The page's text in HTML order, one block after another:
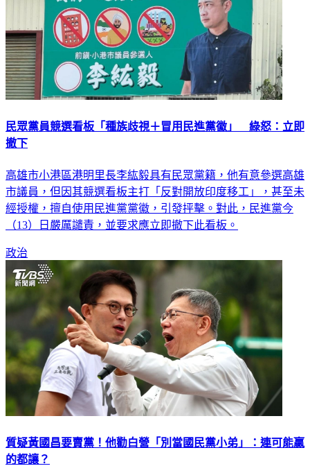
民眾黨員競選看板「種族歧視＋冒用民進黨徽」 綠怒：立即
撤下
高雄市小港區港明里長李紘毅具有民眾黨籍，他有意參選高雄
市議員，但因其競選看板主打「反對開放印度移工」，甚至未
經授權，擅自使用民進黨黨徽，引發抨擊。對此，民進黨今
（13）日嚴厲譴責，並要求應立即撤下此看板。
政治
質疑黃國昌要賣黨！他勸白營「別當國民黨小弟」：連可能贏
的都讓？